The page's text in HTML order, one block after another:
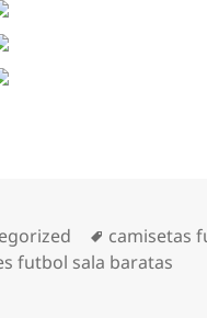
Etiquetas
camisetas
futbol sala baratas